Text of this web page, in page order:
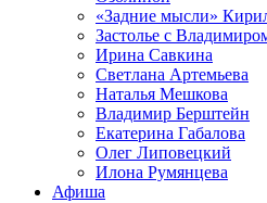
«Задние мысли»
Застолье с
Ирина Савкина
Светлана Артемьева
Наталья Мешкова
Владимир Берштейн
Екатерина Габалова
Олег Липовецкий
Илона Румянцева
Афиша